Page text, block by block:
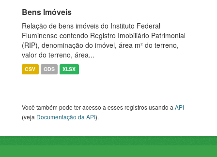
Bens Imóveis
Relação de bens imóveis do Instituto Federal
Fluminense contendo Registro Imobiliário Patrimonial
(RIP), denominação do imóvel, área m² do terreno,
valor do terreno, área...
CSV ODS XLSX
Você também pode ter acesso a esses registros usando aAPI
(veja Documentação da API).